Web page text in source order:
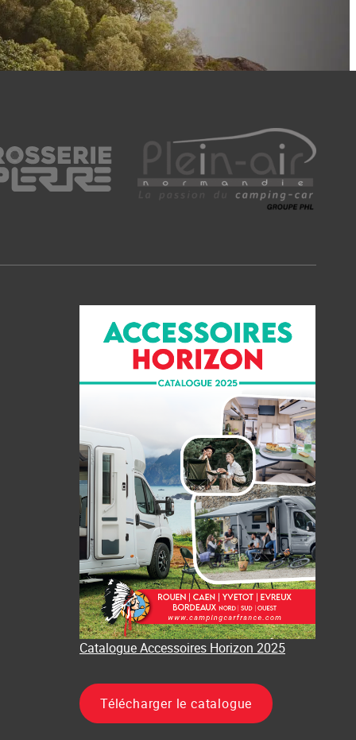
Catalogue Accessoires Horizon 2025
Télécharger le catalogue